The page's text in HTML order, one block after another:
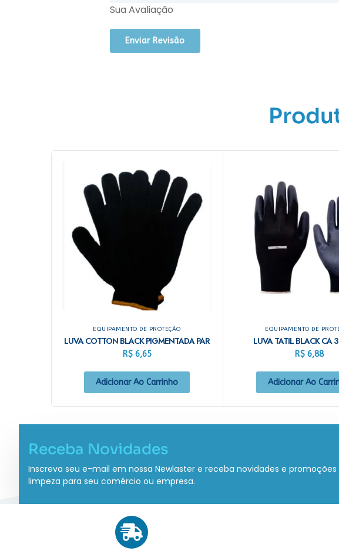
Sua Avaliação
EQUIPAMENTO DE PROTEÇÃO
LUVA COTTON BLACK PIGMENTADA PAR
R$6,65
Adicionar Ao Carrinho
EQUIPAMENTO DE
LUVA TATIL BLACK CA
R$6,88
Adicionar Ao
Receba Novidades
Inscreva seu e-mail em nossa Newlaster e receba novidades e promoções
limpeza para seu comércio ou empresa.